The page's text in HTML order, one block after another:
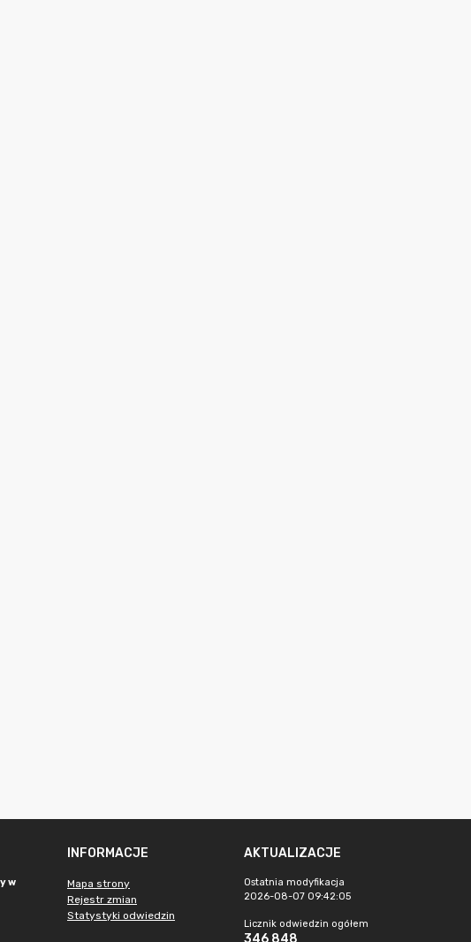
w
INFORMACJE
Mapa strony
Rejestr zmian
Statystyki odwiedzin
AKTUALIZACJE
Ostatnia modyfikacja
2026-08-07 09:42:05
Licznik odwiedzin ogółem
346 848